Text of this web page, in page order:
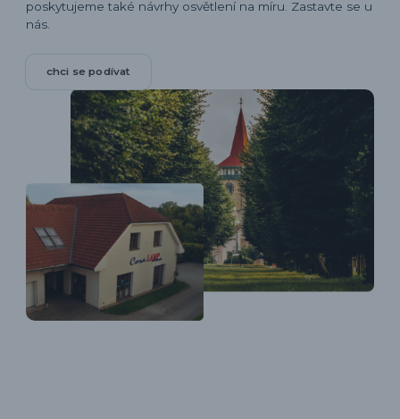
poskytujeme také návrhy osvětlení na míru. Zastavte se u
nás.
chci se podívat